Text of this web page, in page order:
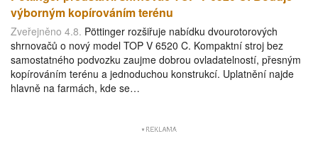
výborným kopírováním terénu
Zveřejněno 4.8. Pöttinger rozšiřuje nabídku dvourotorových
shrnovačů o nový model TOP V 6520 C. Kompaktní stroj bez
samostatného podvozku zaujme dobrou ovladatelností, přesným
kopírováním terénu a jednoduchou konstrukcí. Uplatnění najde
hlavně na farmách, kde se…